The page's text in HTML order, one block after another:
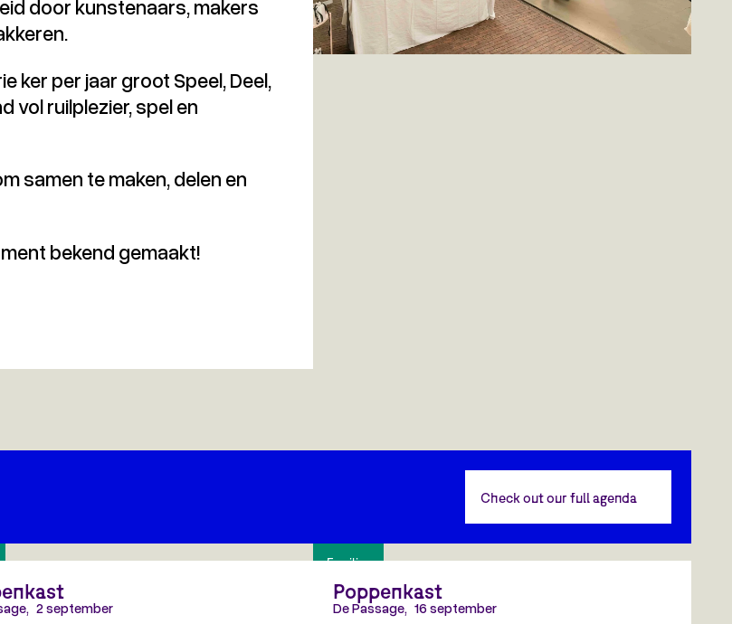
door kunstenaars, makers
ker per jaar groot Speel, Deel,
vol ruilplezier, spel en
samen te maken, delen en
bekend gemaakt!
Check out our full agenda
, 2 september
Families
Poppenkast
De Passage, 16 september